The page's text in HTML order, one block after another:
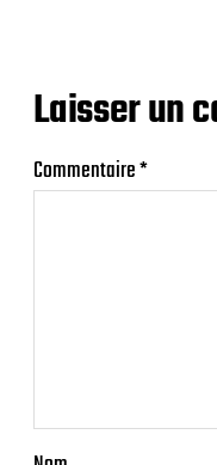
Laisser un
Commentaire*